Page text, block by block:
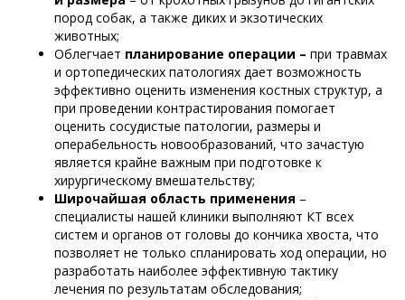
пород собак, а также диких и экзотических
животных;
Облегчает планирование операции – при травмах
и ортопедических патологиях дает возможность
эффективно оценить изменения костных структур, а
при проведении контрастирования помогает
оценить сосудистые патологии, размеры и
операбельность новообразований, что зачастую
является крайне важным при подготовке к
хирургическому вмешательству;
Широчайшая область применения –
специалисты нашей клиники выполняют КТ всех
систем и органов от головы до кончика хвоста, что
позволяет не только спланировать ход операции, но
разработать наиболее эффективную тактику
лечения по результатам обследования;